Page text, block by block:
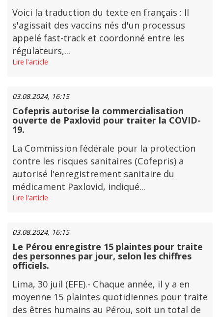
Voici la traduction du texte en français : Il
s'agissait des vaccins nés d'un processus
appelé fast-track et coordonné entre les
régulateurs,...
Lire l'article
03.08.2024, 16:15
Cofepris autorise la commercialisation
ouverte de Paxlovid pour traiter la COVID-
19.
La Commission fédérale pour la protection
contre les risques sanitaires (Cofepris) a
autorisé l'enregistrement sanitaire du
médicament Paxlovid, indiqué...
Lire l'article
03.08.2024, 16:15
Le Pérou enregistre 15 plaintes pour traite
des personnes par jour, selon les chiffres
officiels.
Lima, 30 juil (EFE).- Chaque année, il y a en
moyenne 15 plaintes quotidiennes pour traite
des êtres humains au Pérou, soit un total de